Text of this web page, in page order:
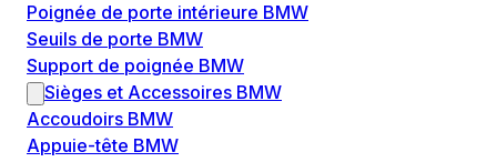
Poignée de porte intérieure BMW
Seuils de porte BMW
Support de poignée BMW
Sièges et Accessoires BMW
Accoudoirs BMW
Appuie-tête BMW